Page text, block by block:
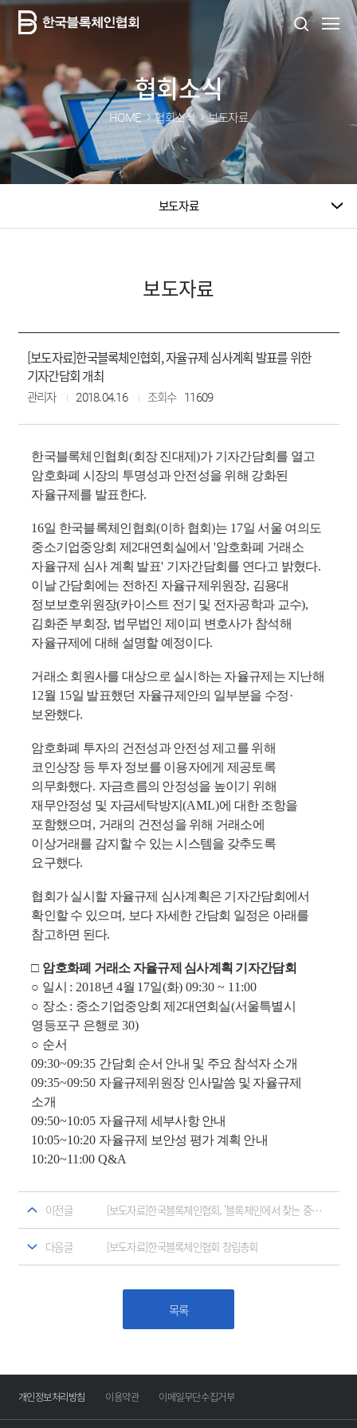
협회소식
HOME 협회소식 보도자료
보도자료
보도자료
[보도자료]한국블록체인협회, 자율규제 심사계획 발표를 위한
기자간담회 개최
관리자 2018.04.16 조회수 11609
한국블록체인협회 (회장 진대제)가 기자간담회를 열고
암호화폐 시장의 투명성과 안전성을 위해 강화된
자율규제를 발표한다.
16일 한국블록체인협회(이하 협회)는 17일 서울 여의도
중소기업중앙회 제 2대연회실에서 '암호화폐 거래소
자율규제 심사 계획 발표' 기자간담회를 연다고 밝혔다.
이날 간담회에는 전하진 자율규제위원장, 김용대
정보보호위원장(카이스트 전기 및 전자공학과 교수),
김화준 부회장, 법무법인 제이피 변호사가 참석해
자율규제에 대해 설명할 예정이다.
거래소 회원사를 대상으로 실시하는 자율규제는 지난해
12월 15일 발표했던 자율규제안의 일부분을 수정·
보완했다.
암호화폐 투자의 건전성과 안전성 제고를 위해
코인상장 등 투자 정보를 이용자에게 제공토록
의무화했다. 자금흐름의 안정성을 높이기 위해
재무안정성 및 자금세탁방지(AML)에 대한 조항을
포함했으며 , 거래의 건전성을 위해 거래소에
이상거래를 감지할 수 있는 시스템을 갖추도록
요구했다.
협회가 실시할 자율규제 심사계획은 기자간담회에서
확인할 수 있으며, 보다 자세한 간담회 일정은 아래를
참고하면 된다.
□ 암호화폐 거래소 자율규제 심사계획 기자간담회
○ 일시 : 2018년 4월 17일(화) 09:30 ~ 11:00
○ 장소 : 중소기업중앙회 제 2대연회실(서울특별시
영등포구 은행로 30)
○ 순서
09:30~09:35 간담회 순서 안내 및 주요 참석자 소개
09:35~09:50 자율규제위원장 인사말씀 및 자율규제
소개
09:50~10:05 자율규제 세부사항 안내
10:05~10:20 자율규제 보안성 평가 계획 안내
10:20~11:00 Q&A
이전글 [보도자료]한국블록체인협회, '블록체인에서 찾는 중소벤처기업의 새로운 기회' 컨퍼런스 개최
다음글 [보도자료]한국블록체인협회 창립총회
목록
개인정보처리방침 이용약관 이메일무단수집거부